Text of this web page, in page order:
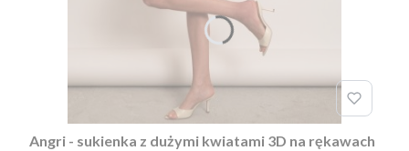
Angri - sukienka z dużymi kwiatami 3D na rękawach